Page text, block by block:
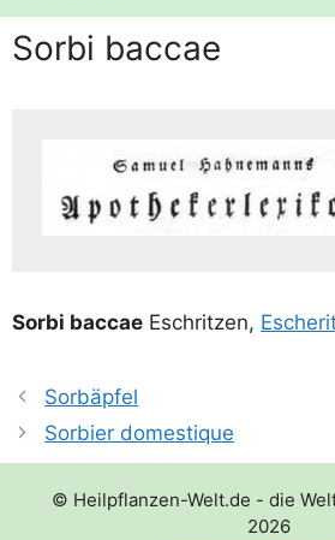
Sorbi baccae
Sor­bi bac­cae Eschrit­zen,
Sorbäpfel
Sorbier domestique
© Heilpflanzen-Welt.de - die
2026